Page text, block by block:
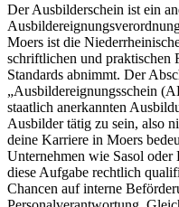
Der Ausbilderschein ist ein
Moers ist die
schriftlichen und praktischen
Standards abnimmt. Der
„Ausbildereignungsschein
staatlich anerkannten
Ausbilder tätig zu sein, also
deine Karriere in Moers
Unternehmen wie Sasol
diese Aufgabe rechtlich
Chancen auf interne